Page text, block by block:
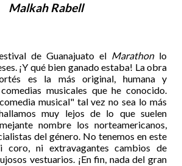
Malkah Rabell
de Guanajuato el Marathonlo
¡Y qué bien ganado estaba! La obra
es la más original, humana y
musicales que he conocido.
musical" tal vez no sea lo más
muy lejos de lo que suelen
nombre los norteamericanos,
del género. No tenemos en este
coro, ni extravagantes cambios de
vestuarios. ¡En fin, nada del gran